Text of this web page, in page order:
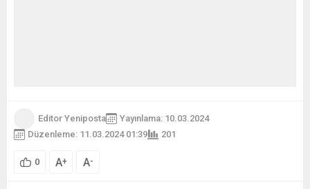
Editor Yeniposta
Yayınlama: 10.03.2024
Düzenleme: 11.03.2024 01:39
201
0 A+ A-